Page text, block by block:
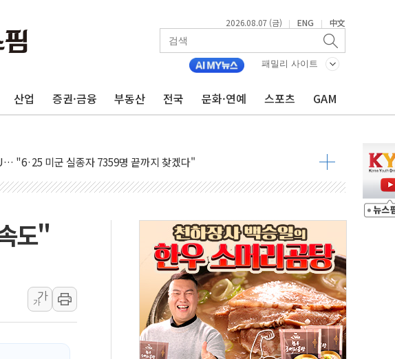
2026.08.07 (금) | ENG | 中文
패밀리 사이트
산업 증권·금융 부동산 전국 문화·연예 스포츠 GAM
프리뷰...美 고용 쇼크에 반도체주 '활짝'
쇼크에 금리 인상 우려 후퇴…나스닥 선물 1%대 상승
, 공동방위협정 체결
아틀라시안·클라우드플레어·태양광주↑ VS 트레이드데스크·웬디스↓
때와 달리 워시엔 톤 낮춰
책특보 내정설...포항시 '시끌'
동산 2차 회의' 주재… "전폭적 공급 확대·속도전 총력"
관세 15% 부과…美 태양광주 급등
자 위독…곧 사망해도 놀랍지 않아"
최대 규모 400MW 태양광 착공…여의도 1.6배 규모
가 상승에 소폭 하락...금융주 낙폭 커
글 역풍에 "정부정책 아냐" 해명
도"
가
가